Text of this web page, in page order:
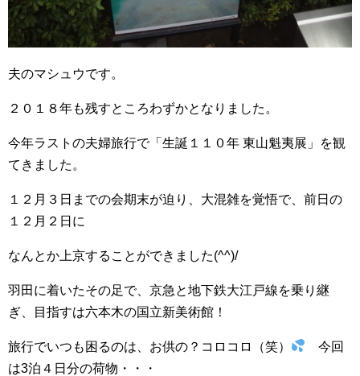
夫のマシュウです。
２０１８年も残すところわずかとなりました。
今年ラストの夫婦旅行で「生誕１１０年 東山魁夷展」を観
てきました。
１２月３日までの会期末が迫り、大混雑を覚悟で、前日の
１２月２日に
なんとか上京することができました(^^)/
羽田に着いたその足で、京急と地下鉄大江戸線を乗り継
ぎ、目指すは六本木の国立新美術館！
旅行でいつも困るのは、お供の？コロコロ（笑）
今回
は3泊４日分の荷物・・・